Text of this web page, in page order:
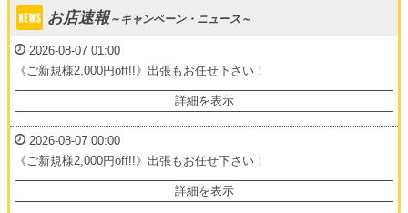
お店速報～キャンペーン・ニュース～
2026-08-07 01:00
《ご新規様2,000円off!!》出張もお任せ下さい！
ご新規様限定!!
初回90分以上のコースご利用時、
2,000円OFFにて
詳細を表示
2026-08-07 00:00
《ご新規様2,000円off!!》出張もお任せ下さい！
ご新規様限定!!
初回90分以上のコースご利用時、
詳細を表示